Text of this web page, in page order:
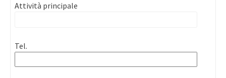
Attività principale
Tel.